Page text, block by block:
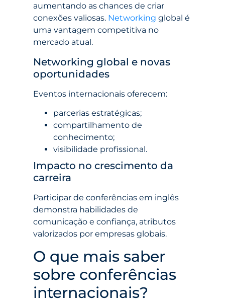
aumentando as chances de criar
conexões valiosas. Networking global é
uma vantagem competitiva no
mercado atual.
Networking global e novas
oportunidades
Eventos internacionais oferecem:
parcerias estratégicas;
compartilhamento de
conhecimento;
visibilidade profissional.
Impacto no crescimento da
carreira
Participar de conferências em inglês
demonstra habilidades de
comunicação e confiança, atributos
valorizados por empresas globais.
O que mais saber
sobre conferências
internacionais?